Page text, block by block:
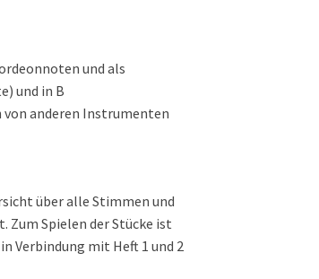
und als
und in B
anderen Instrumenten
über alle Stimmen und
Zum Spielen der Stücke ist
Verbindung mit Heft 1 und 2